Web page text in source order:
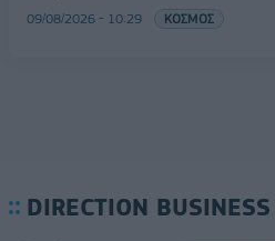
09/08/2026 - 10:29 ΚΟΣΜΟΣ
DIRECTION